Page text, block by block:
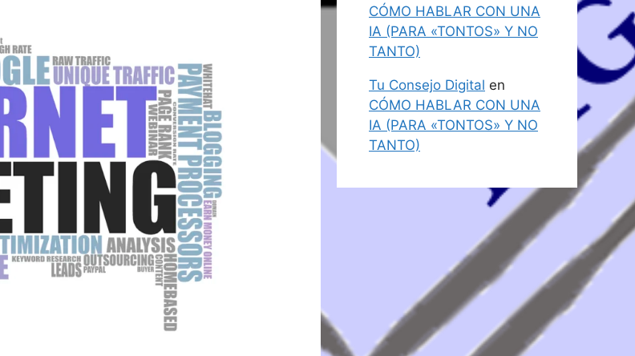
CÓMO HABLAR CON UNA
IA (PARA «TONTOS» Y NO
TANTO)
Tu Consejo Digital en
CÓMO HABLAR CON UNA
IA (PARA «TONTOS» Y NO
TANTO)